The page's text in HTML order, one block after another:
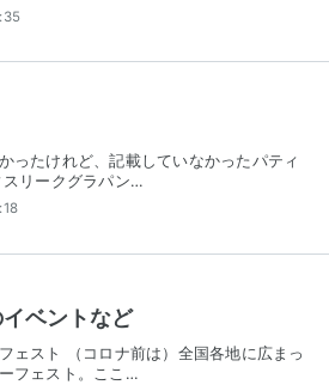
ったけれど、記載していなかったパティ
スリークグラパン…
ベントなど
ェスト （コロナ前は）全国各地に広まっ
フェスト。ここ…